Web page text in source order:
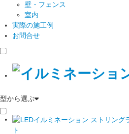
壁・フェンス
室内
実際の施工例
お問合せ
型から選ぶ
ト